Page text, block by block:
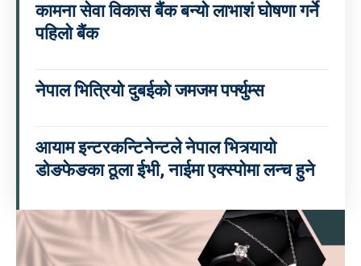
कामना सेवा विकास बैंक बन्यो लाभाशं घोषणा गर्ने
पहिलो बैंक
नेपाल भित्रियो दुबईको जमजम पर्फ्युम्स
आयाम इन्टरकन्टिनेन्टले नेपाल भित्र्यायो
डोङफेङका ठूला ईभी, नाईमा एक्स्पोमा लन्च हुने